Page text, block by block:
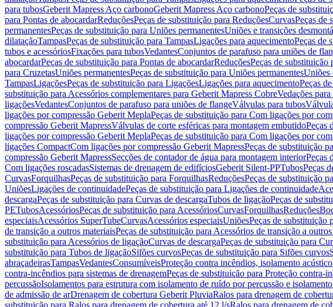
para tubosGeberit Mapress Aço carbonoGeberit Mapress Aço carbonoPeças de
para Pontas de abocardarReduçõesPeças de substituição para ReduçõesCurvasPeças de
permanentesPeças de substituição para Uniões permanentesUniões e transições
dilataçãoTampasPeças de substituição para TampasLigações para aquecimentoPeças de
tubos e acessóriosFixações para tubosVedantesConjuntos de parafuso para uniões de
abocardarPeças de substituição para Pontas de abocardarReduçõesPeças de substituição
para CruzetasUniões permanentesPeças de substituição para Uniões permanentesUniões
TampasLigaçõesPeças de substituição para LigaçõesLigações para aquecimentoPeças
substituição para Acessórios complementares para Geberit Mapress CobreVedações
ligaçõesVedantesConjuntos de parafuso para uniões de flangeVálvulas para tubos
ligações por compressão Geberit MeplaPeças de substituição para Com ligações por
compressão Geberit MapressVálvulas de corte esféricas para montagem embutidoPeças
ligações por compressão Geberit MeplaPeças de substituição para Com ligações por
ligações CompactCom ligações por compressão Geberit MapressPeças de substituição
compressão Geberit MapressSecções de contador de água para montagem interiorPeças
Com ligações roscadasSistemas de drenagem de edifíciosGeberit Silent-PPTubosPeças
CurvasForquilhasPeças de substituição para ForquilhasReduçõesPeças de substituição
UniõesLigações de continuidadePeças de substituição para Ligações de continuidade
descargaPeças de substituição para Curvas de descargaTubos de ligaçãoPeças de
PETubosAcessóriosPeças de substituição para AcessóriosCurvasForquilhasReduções
especiaisAcessórios SuperTubeCurvasAcessórios especiaisUniõesPeças de substituição
de transição a outros materiaisPeças de substituição para Acessórios de transição a
substituição para Acessórios de ligaçãoCurvas de descargaPeças de substituição para
substituição para Tubos de ligaçãoSifões curvosPeças de substituição para Sifões curvos
abraçadeirasTampasVedantesConsumíveisProteção contra incêndios, isolamento
contra-incêndios para sistemas de drenagemPeças de substituição para Proteção contra-
percussãoIsolamentos para estrutura com isolamento de ruído por percussão e
de admissão de arDrenagem de cobertura Geberit PluviaRalos para drenagem de
substituição para Ralos para drenagem de cobertura até 12 l/sRalos para drenagem de